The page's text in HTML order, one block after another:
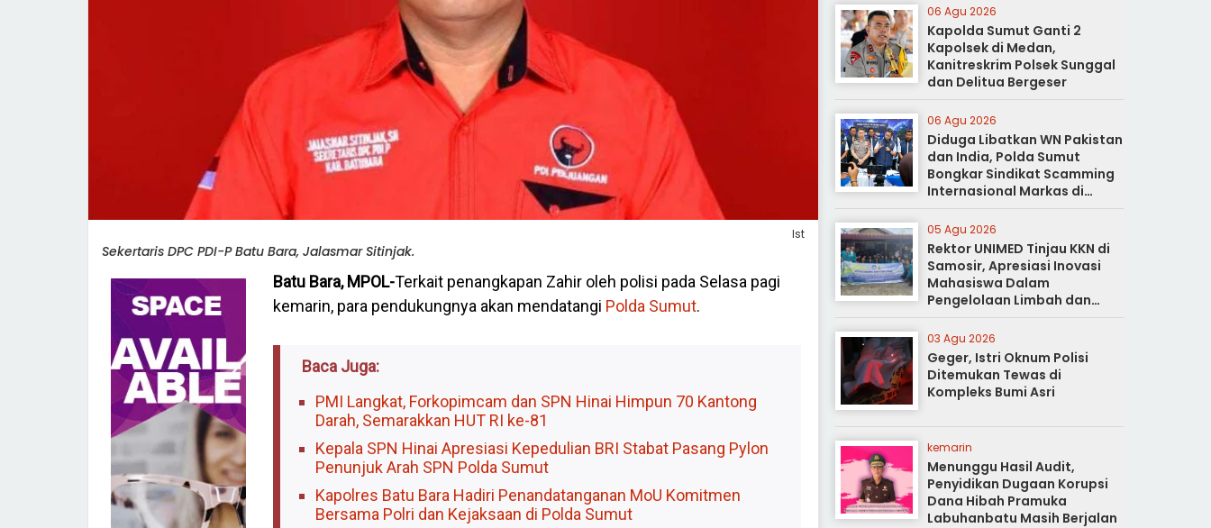
Ist
Sekertaris DPC PDI-P Batu Bara, Jalasmar Sitinjak.
Batu Bara, MPOL-Terkait penangkapan Zahir oleh polisi pada Selasa pagi
kemarin, para pendukungnya akan mendatangi Polda Sumut.
Baca Juga:
PMI Langkat, Forkopimcam dan SPN Hinai Himpun 70 Kantong
Darah, Semarakkan HUT RI ke-81
Kepala SPN Hinai Apresiasi Kepedulian BRI Stabat Pasang Pylon
Penunjuk Arah SPN Polda Sumut
Kapolres Batu Bara Hadiri Penandatanganan MoU Komitmen
Bersama Polri dan Kejaksaan di Polda Sumut
06 Agu 2026
Kapolda Sumut Ganti 2
Kapolsek di Medan,
Kanitreskrim Polsek Sunggal
dan Delitua Bergeser
06 Agu 2026
Diduga Libatkan WN Pakistan
dan India, Polda Sumut
Bongkar Sindikat Scamming
Internasional Markas di
Apartemen Podomoro
05 Agu 2026
Rektor UNIMED Tinjau KKN di
Samosir, Apresiasi Inovasi
Mahasiswa Dalam
Pengelolaan Limbah dan
Pertanian Ramah Lingkungan
03 Agu 2026
Geger, Istri Oknum Polisi
Ditemukan Tewas di
Kompleks Bumi Asri
kemarin
Menunggu Hasil Audit,
Penyidikan Dugaan Korupsi
Dana Hibah Pramuka
Labuhanbatu Masih Berjalan